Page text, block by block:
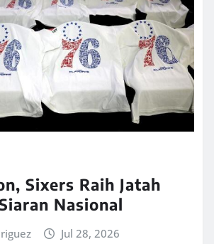
Sixers Raih Jatah
Nasional
Jul 28, 2026